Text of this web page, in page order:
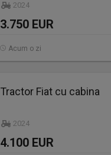
2024
3.750 EUR
Acum o zi
Tractor Fiat cu cabina
2024
4.100 EUR